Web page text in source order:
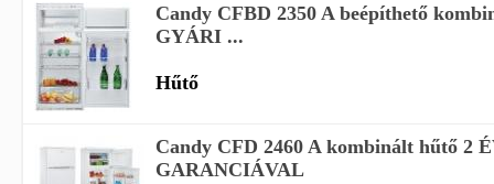
Candy CFBD 2350 A beépíthető
GYÁRI ...
Hűtő
Candy CFD 2460 A kombinált hűtő 2
GARANCIÁVAL